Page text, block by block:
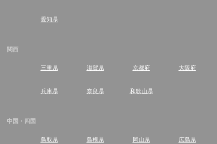
愛知県
関西
三重県 滋賀県 京都府 大阪府
兵庫県 奈良県 和歌山県
中国・四国
鳥取県 島根県 岡山県 広島県